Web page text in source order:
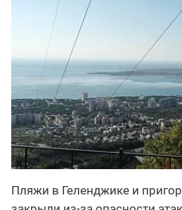
Пляжи в Геленджике и